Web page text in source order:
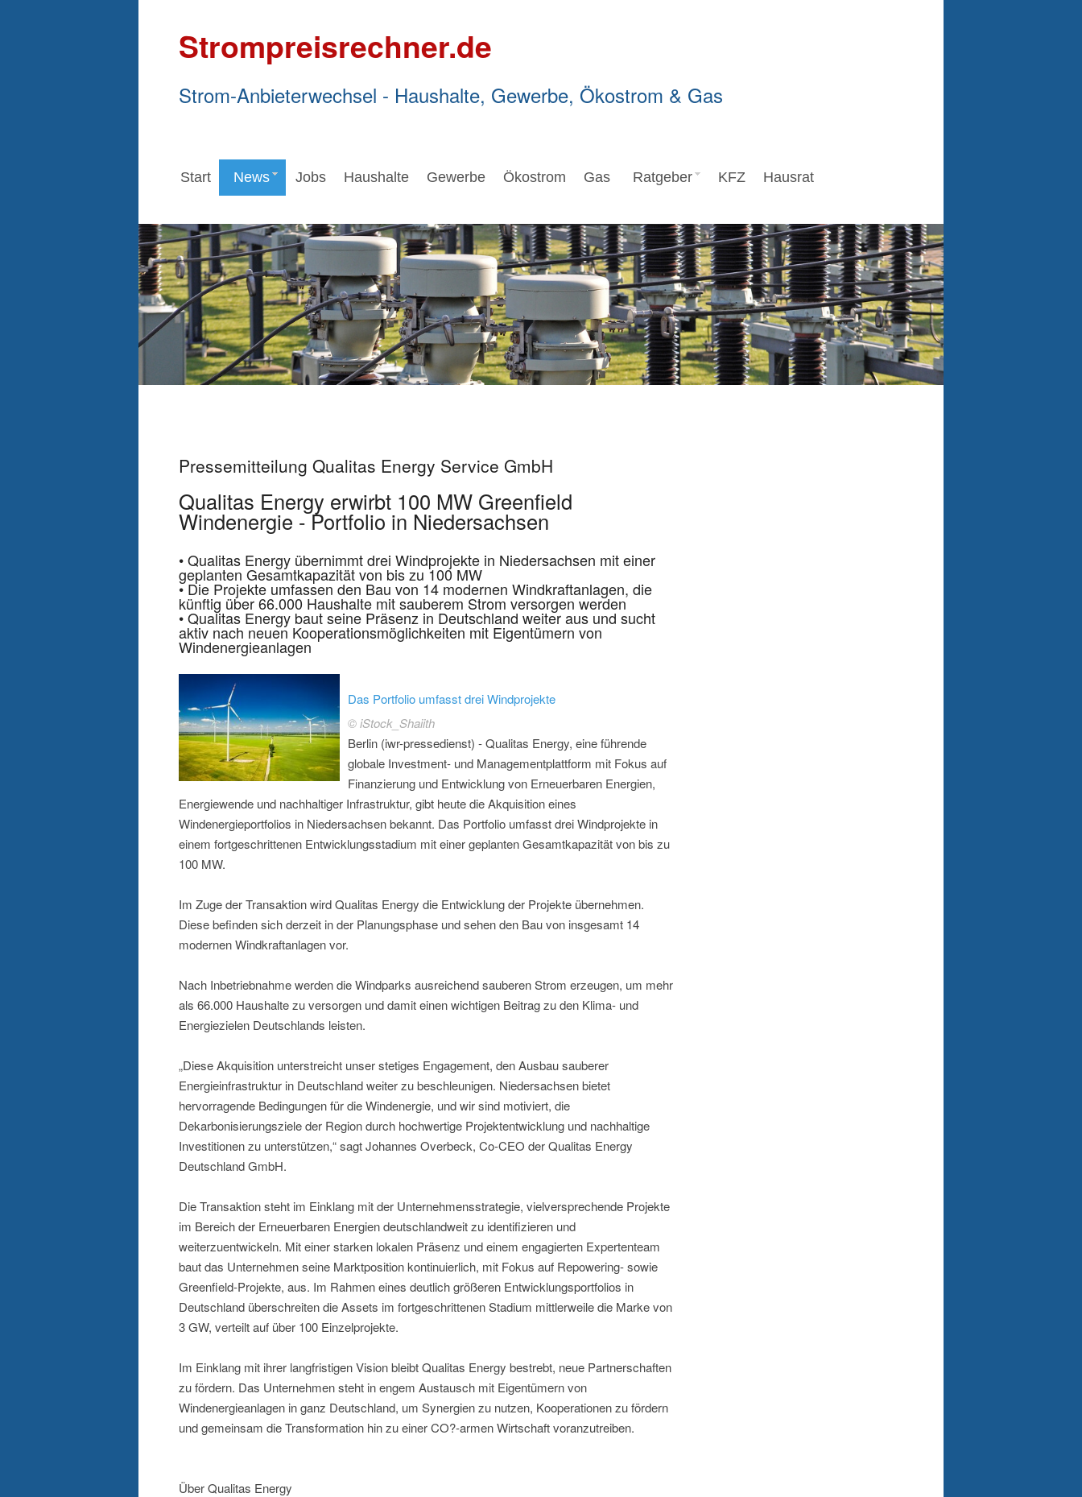
Strompreisrechner.de
Strom-Anbieterwechsel - Haushalte, Gewerbe, Ökostrom & Gas
Start News Jobs Haushalte Gewerbe Ökostrom Gas Ratgeber KFZ Hausrat
Pressemitteilung Qualitas Energy Service GmbH
Qualitas Energy erwirbt 100 MW Greenfield
Windenergie - Portfolio in Niedersachsen
• Qualitas Energy übernimmt drei Windprojekte in Niedersachsen mit einer
geplanten Gesamtkapazität von bis zu 100 MW
• Die Projekte umfassen den Bau von 14 modernen Windkraftanlagen, die
künftig über 66.000 Haushalte mit sauberem Strom versorgen werden
• Qualitas Energy baut seine Präsenz in Deutschland weiter aus und sucht
aktiv nach neuen Kooperationsmöglichkeiten mit Eigentümern von
Windenergieanlagen
Das Portfolio umfasst drei Windprojekte
© iStock_Shaiith
Berlin (iwr-pressedienst) - Qualitas Energy, eine führende
globale Investment- und Managementplattform mit Fokus auf
Finanzierung und Entwicklung von Erneuerbaren Energien,
Energiewende und nachhaltiger Infrastruktur, gibt heute die Akquisition eines
Windenergieportfolios in Niedersachsen bekannt. Das Portfolio umfasst drei Windprojekte in
einem fortgeschrittenen Entwicklungsstadium mit einer geplanten Gesamtkapazität von bis zu
100 MW.
Im Zuge der Transaktion wird Qualitas Energy die Entwicklung der Projekte übernehmen.
Diese befinden sich derzeit in der Planungsphase und sehen den Bau von insgesamt 14
modernen Windkraftanlagen vor.
Nach Inbetriebnahme werden die Windparks ausreichend sauberen Strom erzeugen, um mehr
als 66.000 Haushalte zu versorgen und damit einen wichtigen Beitrag zu den Klima- und
Energiezielen Deutschlands leisten.
„Diese Akquisition unterstreicht unser stetiges Engagement, den Ausbau sauberer
Energieinfrastruktur in Deutschland weiter zu beschleunigen. Niedersachsen bietet
hervorragende Bedingungen für die Windenergie, und wir sind motiviert, die
Dekarbonisierungsziele der Region durch hochwertige Projektentwicklung und nachhaltige
Investitionen zu unterstützen,“ sagt Johannes Overbeck, Co-CEO der Qualitas Energy
Deutschland GmbH.
Die Transaktion steht im Einklang mit der Unternehmensstrategie, vielversprechende Projekte
im Bereich der Erneuerbaren Energien deutschlandweit zu identifizieren und
weiterzuentwickeln. Mit einer starken lokalen Präsenz und einem engagierten Expertenteam
baut das Unternehmen seine Marktposition kontinuierlich, mit Fokus auf Repowering- sowie
Greenfield-Projekte, aus. Im Rahmen eines deutlich größeren Entwicklungsportfolios in
Deutschland überschreiten die Assets im fortgeschrittenen Stadium mittlerweile die Marke von
3 GW, verteilt auf über 100 Einzelprojekte.
Im Einklang mit ihrer langfristigen Vision bleibt Qualitas Energy bestrebt, neue Partnerschaften
zu fördern. Das Unternehmen steht in engem Austausch mit Eigentümern von
Windenergieanlagen in ganz Deutschland, um Synergien zu nutzen, Kooperationen zu fördern
und gemeinsam die Transformation hin zu einer CO?-armen Wirtschaft voranzutreiben.
Über Qualitas Energy